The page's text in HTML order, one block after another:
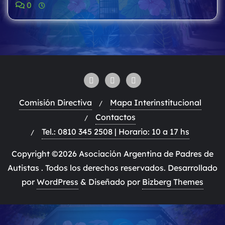
0
Comisión Directiva
Mapa Interinstitucional
Contactos
Tel.: 0810 345 2508 | Horario: 10 a 17 hs
Copyright ©2026 Asociación Argentina de Padres de
Autistas . Todos los derechos reservados. Desarrollado
por WordPress & Diseñado por Bizberg Themes